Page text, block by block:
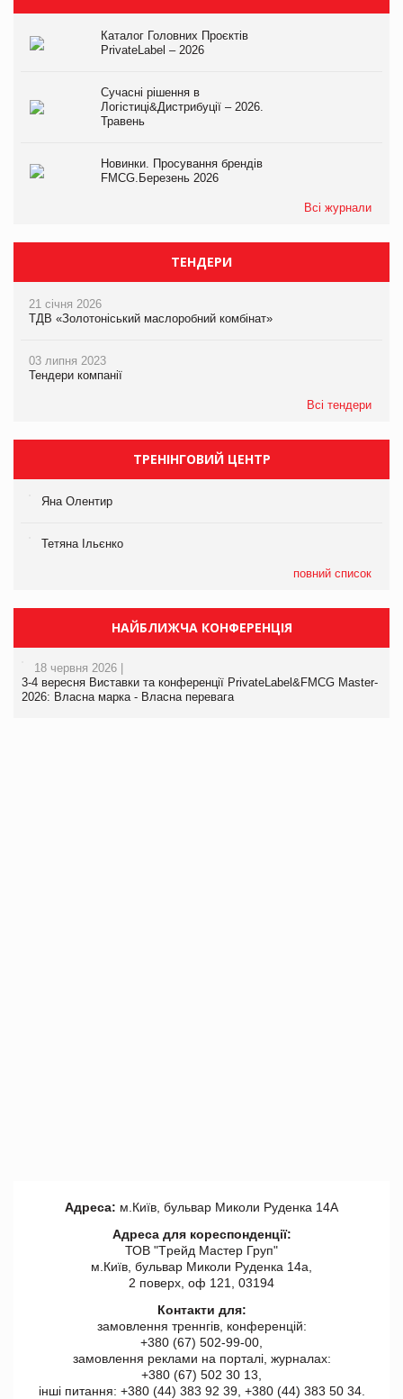
Каталог Головних Проєктів
PrivateLabel – 2026
Сучасні рішення в
Логістиці&Дистрибуції – 2026.
Травень
Новинки. Просування брендів
FMCG.Березень 2026
Всі журнали
ТЕНДЕРИ
21 січня 2026
ТДВ «Золотоніський маслоробний комбінат»
03 липня 2023
Тендери компанії
Всі тендери
ТРЕНІНГОВИЙ ЦЕНТР
Яна Олентир
Тетяна Ільєнко
повний список
НАЙБЛИЖЧА КОНФЕРЕНЦІЯ
18 червня 2026 |
3-4 вересня Виставки та конференції PrivateLabel&FMCG Master-
2026: Власна марка - Власна перевага
Адреса: м.Київ, бульвар Миколи Руденка 14А
Адреса для кореспонденції:
ТОВ "Tрейд Мастер Груп"
м.Київ, бульвар Миколи Руденка 14а,
2 поверх, оф 121, 03194
Контакти для:
замовлення треннгів, конференцій:
+380 (67) 502-99-00,
замовлення реклами на порталі, журналах:
+380 (67) 502 30 13,
інші питання: +380 (44) 383 92 39, +380 (44) 383 50 34.